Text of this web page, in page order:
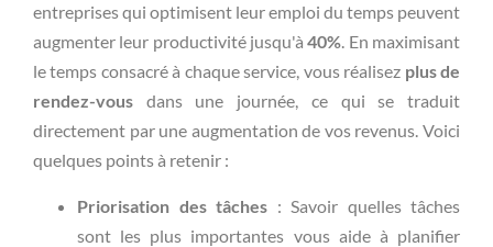
entreprises qui optimisent leur emploi du temps peuvent
augmenter leur productivité jusqu'à40%. En maximisant
le temps consacré à chaque service, vous réalisez plus de
rendez-vous dans une journée, ce qui se traduit
directement par une augmentation de vos revenus. Voici
quelques points à retenir :
Priorisation des tâches : Savoir quelles tâches
sont les plus importantes vous aide à planifier